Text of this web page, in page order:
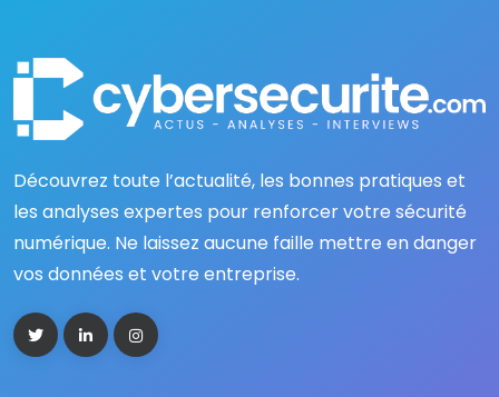
Découvrez toute l’actualité, les bonnes pratiques et
les analyses expertes pour renforcer votre sécurité
numérique. Ne laissez aucune faille mettre en danger
vos données et votre entreprise.